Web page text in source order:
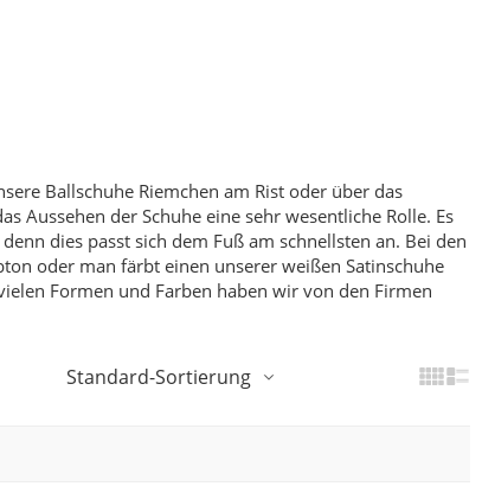
Ballschuhe Riemchen am Rist oder über das
Aussehen der Schuhe eine sehr wesentliche Rolle. Es
dies passt sich dem Fuß am schnellsten an. Bei den
oder man färbt einen unserer weißen Satinschuhe
Formen und Farben haben wir von den Firmen
Standard-Sortierung